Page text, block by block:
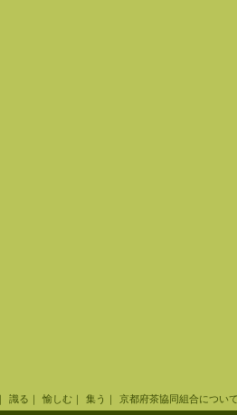
識る 愉しむ 集う 京都府茶協同組合につい